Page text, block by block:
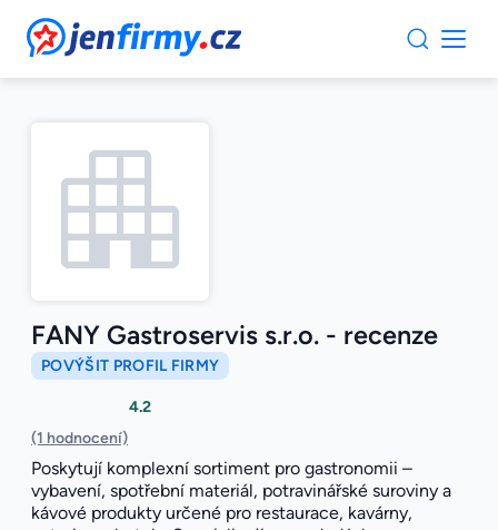
JenFirmy.cz
FANY Gastroservis s.r.o. - recenze
POVÝŠIT PROFIL FIRMY
4.2
(1 hodnocení)
Poskytují komplexní sortiment pro gastronomii –
vybavení, spotřební materiál, potravinářské suroviny a
kávové produkty určené pro restaurace, kavárny,